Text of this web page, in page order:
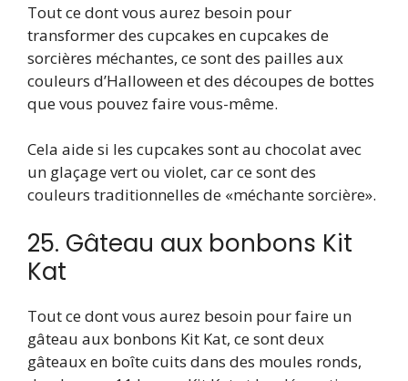
Tout ce dont vous aurez besoin pour
transformer des cupcakes en cupcakes de
sorcières méchantes, ce sont des pailles aux
couleurs d’Halloween et des découpes de bottes
que vous pouvez faire vous-même.
Cela aide si les cupcakes sont au chocolat avec
un glaçage vert ou violet, car ce sont des
couleurs traditionnelles de «méchante sorcière».
25. Gâteau aux bonbons Kit
Kat
Tout ce dont vous aurez besoin pour faire un
gâteau aux bonbons Kit Kat, ce sont deux
gâteaux en boîte cuits dans des moules ronds,